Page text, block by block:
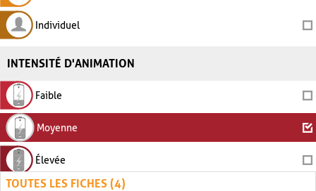
Individuel
INTENSITÉ D'ANIMATION
Faible
Moyenne
Élevée
TOUTES LES FICHES (4)